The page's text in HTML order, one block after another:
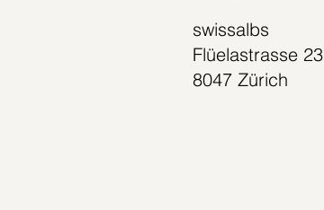
swissalbs
Flüelastrasse 23
8047 Zürich